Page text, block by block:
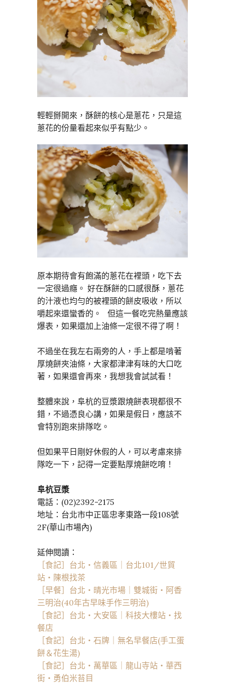
輕輕掰開來，酥餅的核心是蔥花，只是這
蔥花的份量看起來似乎有點少。
原本期待會有飽滿的蔥花在裡頭，吃下去
一定很過癮。 好在酥餅的口感很酥，蔥花
的汁液也均勻的被裡頭的餅皮吸收，所以
嚼起來還蠻香的。 但這一餐吃完熱量應該
爆表，如果還加上油條一定很不得了啊！
不過坐在我左右兩旁的人，手上都是啃著
厚燒餅夾油條，大家都津津有味的大口吃
著，如果還會再來，我想我會試試看！
整體來說，阜杭的豆漿跟燒餅表現都很不
錯，不過憑良心講，如果是假日，應該不
會特別跑來排隊吃。
但如果平日剛好休假的人，可以考慮來排
隊吃一下，記得一定要點厚燒餅吃唷！
阜杭豆漿
電話：(02)2392-2175
地址：台北市中正區忠孝東路一段108號
2F(華山市場內)
延伸閱讀：
［食記］台北・信義區｜台北101/世貿
站・陳根找茶
［早餐］台北・晴光市場｜雙城街・阿香
三明治(40年古早味手作三明治)
［食記］台北・大安區｜科技大樓站・找
餐店
［食記］台北・石牌｜無名早餐店(手工蛋
餅＆花生湯)
［食記］台北・萬華區｜龍山寺站・華西
街・勇伯米苔目